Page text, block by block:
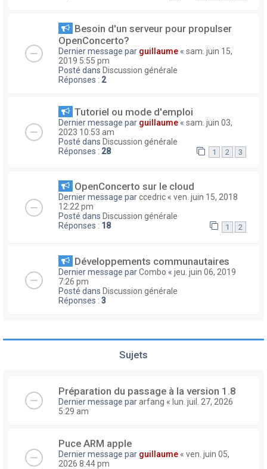
Besoin d'un serveur pour propulser
OpenConcerto?
Dernier message par guillaume « sam. juin 15,
2019 5:55 pm
Posté dans Discussion générale
Réponses : 2
Tutoriel ou mode d'emploi
Dernier message par guillaume « sam. juin 03,
2023 10:53 am
Posté dans Discussion générale
Réponses : 28 1 2 3
OpenConcerto sur le cloud
Dernier message parccedric « ven. juin 15, 2018
12:22 pm
Posté dans Discussion générale
Réponses : 18 1 2
Développements communautaires
Dernier message parCombo « jeu. juin 06, 2019
7:26 pm
Posté dans Discussion générale
Réponses : 3
Sujets
Préparation du passage à la version 1.8
Dernier message pararfang « lun. juil. 27, 2026
5:29 am
Puce ARM apple
Dernier message par guillaume « ven. juin 05,
2026 8:44 pm